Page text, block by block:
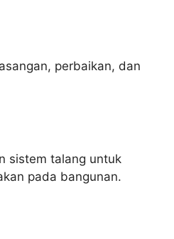
perbaikan, dan
sistem talang untuk
pada bangunan.